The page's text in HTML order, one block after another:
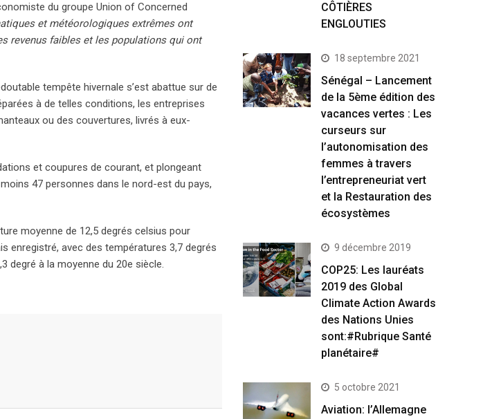
du groupe Union of Concerned
et météorologiques extrêmes ont
revenus faibles et les populations qui ont
tempête hivernale s’est abattue sur de
à de telles conditions, les entreprises
ou des couvertures, livrés à eux-
et coupures de courant, et plongeant
47 personnes dans le nord-est du pays,
moyenne de 12,5 degrés celsius pour
enregistré, avec des températures 3,7 degrés
degré à la moyenne du 20e siècle.
CÔTIÈRES
ENGLOUTIES
18 septembre 2021
Sénégal – Lancement
de la 5ème édition des
vacances vertes : Les
curseurs sur
l’autonomisation des
femmes à travers
l’entrepreneuriat vert
et la Restauration des
écosystèmes
9 décembre 2019
COP25: Les lauréats
2019 des Global
Climate Action Awards
des Nations Unies
sont:#Rubrique Santé
planétaire#
5 octobre 2021
Aviation: l’Allemagne